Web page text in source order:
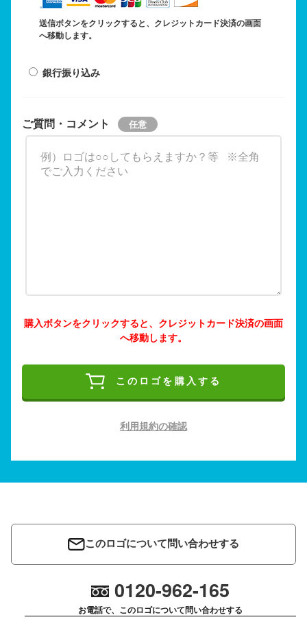
送信ボタンをクリックすると、クレジットカード決済の画面
へ移動します。
銀行振り込み
ご質問・コメント
購入ボタンをクリックすると、クレジットカード決済の画面
へ移動します。
このロゴを購入する
利用規約の確認
このロゴについて問い合わせする
0120-962-165
お電話で、このロゴについて問い合わせする